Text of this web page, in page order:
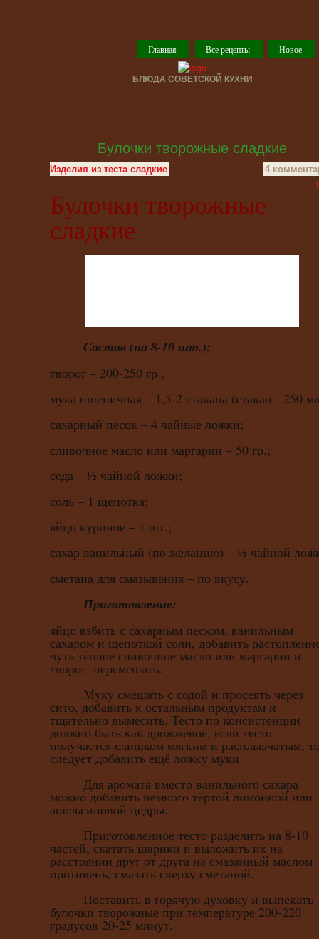
Главная Все рецепты Новое
БЛЮДА СОВЕТСКОЙ КУХНИ
Булочки творожные сладкие
Изделия из теста сладкие 4
Булочки творожные
сладкие
Состав (на 8-10 шт.):
творог – 200-250 гр.;
мука пшеничная – 1,5-2 стакана (стакан - 250
сахарный песок – 4 чайные ложки;
сливочное масло или маргарин – 50 гр.;
сода – ½ чайной ложки;
соль – 1 щепотка;
яйцо куриное – 1 шт.;
сахар ванильный (по желанию) – ½ чайной
сметана для смазывания – по вкусу.
Приготовление:
яйцо взбить с сахарным песком, ванильным
сахаром и щепоткой соли, добавить
чуть тёплое сливочное масло или маргарин и
творог, перемешать.
Муку смешать с содой и просеять через
сито, добавить к остальным продуктам и
тщательно вымесить. Тесто по консистенции
должно быть как дрожжевое, если тесто
получается слишком мягким и расплывчатым,
следует добавить ещё ложку муки.
Для аромата вместо ванильного сахара
можно добавить немного тёртой лимонной или
апельсиновой цедры.
Приготовленное тесто разделить на 8-10
частей, скатать шарики и выложить их на
расстоянии друг от друга на смазанный маслом
противень, смазать сверху сметаной.
Поставить в горячую духовку и выпекать
булочки творожные при температуре 200-220
градусов 20-25 минут.